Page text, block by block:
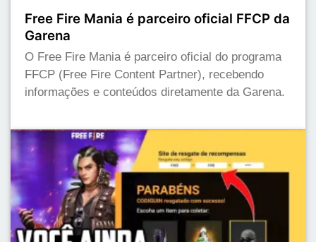
Free Fire Mania é parceiro oficial FFCP da
Garena
O Free Fire Mania é parceiro oficial do programa
FFCP (Free Fire Content Partner), recebendo
informações e conteúdos diretamente da Garena.